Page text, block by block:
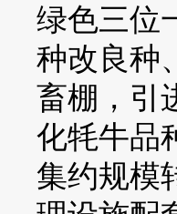
绿色三位
种改良种
畜棚，引
化牦牛品
集约规模